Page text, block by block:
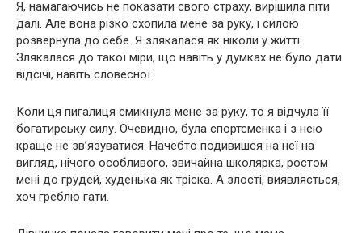
Я, намагаючись не показати свого страху, вирішила піти
далі. Але вона різко схопила мене за руку, і силою
розвернула до себе. Я злякалася як ніколи у житті.
Злякалася до такої міри, що навіть у думках не було дати
відсічі, навіть словесної.
Коли ця пигалиця смикнула мене за руку, то я відчула її
богатирську силу. Очевидно, була спортсменка і з нею
краще не зв’язуватися. Начебто подивишся на неї на
вигляд, нічого особливого, звичайна школярка, ростом
мені до грудей, худенька як тріска. А злості, виявляється,
хоч греблю гати.